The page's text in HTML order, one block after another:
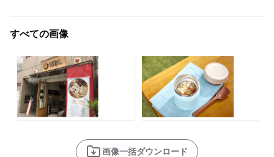
すべての画像
画像一括ダウンロード